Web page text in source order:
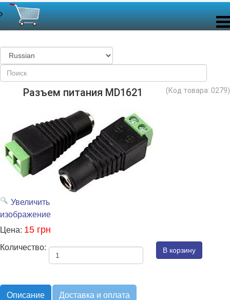
Разъем питания MD1621 (Код товара: 0279)
Увеличить
изображение
Цена: 15 грн
Количество:
Описание Доставка и оплата